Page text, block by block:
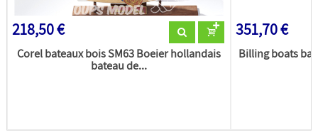
218,50 €
Corel bateaux bois SM63 Boeier hollandais
bateau de...
351,70 €
Billing boats